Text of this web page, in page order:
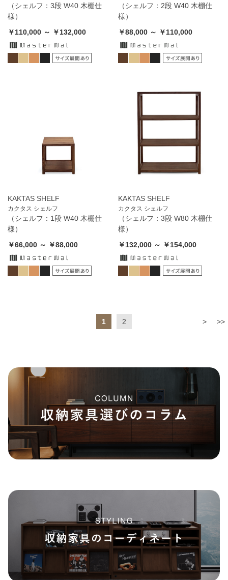
（シェルフ：3段 W40 木棚仕
様）
￥110,000 ～ ￥132,000
（シェルフ：2段 W40 木棚仕
様）
￥88,000 ～ ￥110,000
KAKTAS SHELF
カクタス シェルフ
（シェルフ：1段 W40 木棚仕
様）
￥66,000 ～ ￥88,000
KAKTAS SHELF
カクタス シェルフ
（シェルフ：3段 W80 木棚仕
様）
￥132,000 ～ ￥154,000
1 2 > >>